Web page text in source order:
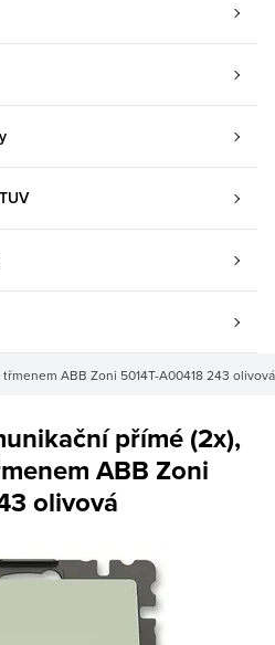
ABB Zoni 5014T-A00418 243 olivová
přímé (2x),
ABB Zoni
olivová